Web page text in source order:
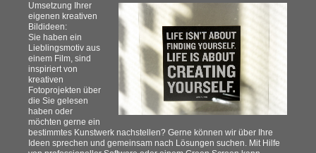
Umsetzung Ihrer
eigenen kreativen
Bildideen:
Sie haben ein
Lieblingsmotiv aus
einem Film, sind
inspiriert von
kreativen
Fotoprojekten über
die Sie gelesen
haben oder
möchten gerne ein
bestimmtes Kunstwerk nachstellen? Gerne können wir über Ihre
Ideen sprechen und gemeinsam nach Lösungen suchen. Mit Hilfe